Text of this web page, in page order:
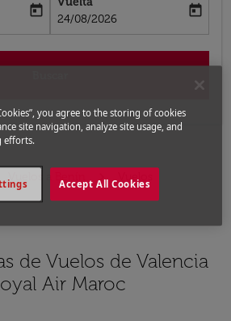
date-aria-label
today
fc-booking-return-date-aria-label
24/08/2026
today
Vuelos a Benín
Vuelos
de Vuelos de Valencia
Air Maroc
you agree to the storing of cookies
site navigation, analyze site usage, and
efforts.
Accept All Cookies